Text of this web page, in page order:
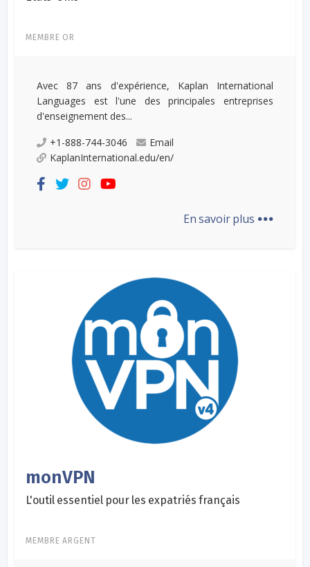
MEMBRE OR
Avec 87 ans d'expérience, Kaplan International
Languages est l'une des principales entreprises
d'enseignement des...
+1-888-744-3046
Email
KaplanInternational.edu/en/
En savoir plus ...
monVPN
L'outil essentiel pour les expatriés français
MEMBRE ARGENT